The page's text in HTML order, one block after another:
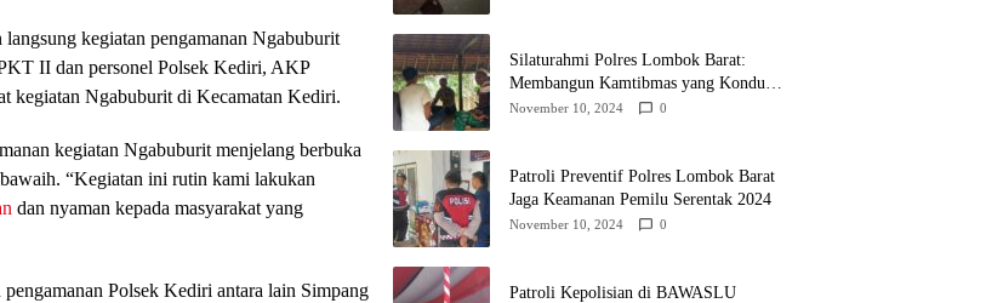
kegiatan pengamanan Ngabuburit
II dan personel Polsek Kediri, AKP
kegiatan Ngabuburit di Kecamatan Kediri.
kegiatan Ngabuburit menjelang berbuka
“Kegiatan ini rutin kami lakukan
dan nyaman kepada masyarakat yang
Polsek Kediri antara lain Simpang
Silaturahmi Polres Lombok Barat:
Membangun Kamtibmas yang Kondusif
untuk Pilkada 2024
November 10, 2024 0
Patroli Preventif Polres Lombok Barat
Jaga Keamanan Pemilu Serentak 2024
November 10, 2024 0
Patroli Kepolisian di BAWASLU